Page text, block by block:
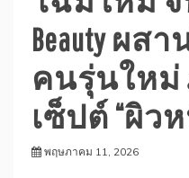
Beauty ผส
คนรุ่นใหม่
เซ็ปต์ “ผิว
พฤษภาคม 11, 2026